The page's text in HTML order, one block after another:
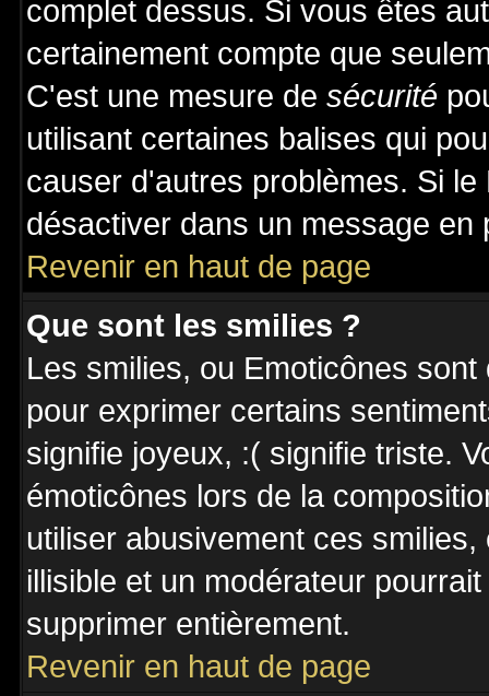
complet dessus. Si vous êtes
certainement compte que
C'est une mesure de sécurité
utilisant certaines balises qui
causer d'autres problèmes. Si
désactiver dans un message
Revenir en haut de page
Que sont les smilies ?
Les smilies, ou Emoticônes
pour exprimer certains
signifie joyeux, :( signifie triste.
émoticônes lors de la
utiliser abusivement ces
illisible et un modérateur
supprimer entièrement.
Revenir en haut de page